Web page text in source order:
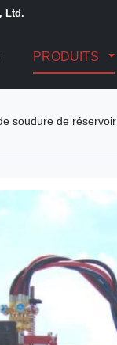
Ltd.
PRODUITS
soudure de réservoir